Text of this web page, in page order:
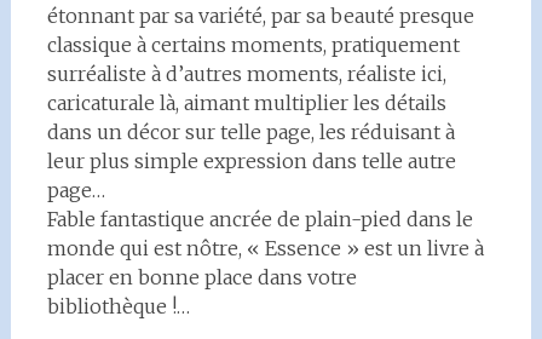
étonnant par sa variété, par sa beauté presque
classique à certains moments, pratiquement
surréaliste à d’autres moments, réaliste ici,
caricaturale là, aimant multiplier les détails
dans un décor sur telle page, les réduisant à
leur plus simple expression dans telle autre
page…
Fable fantastique ancrée de plain-pied dans le
monde qui est nôtre, « Essence » est un livre à
placer en bonne place dans votre
bibliothèque !…